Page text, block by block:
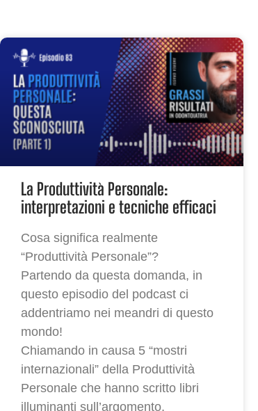
La Produttività Personale:
interpretazioni e tecniche efficaci
Cosa significa realmente
“Produttività Personale”?
Partendo da questa domanda, in
questo episodio del podcast ci
addentriamo nei meandri di questo
mondo!
Chiamando in causa 5 “mostri
internazionali” della Produttività
Personale che hanno scritto libri
illuminanti sull’argomento,